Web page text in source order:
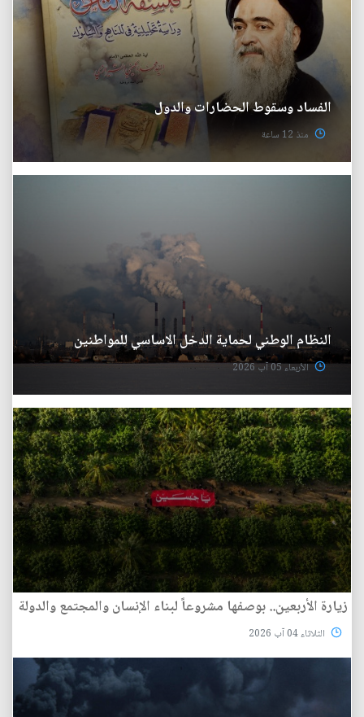
الفساد وسقوط الحضارات والدول
منذ 12 ساعة
النظام الوطني لحماية الدخل الاساسي للمواطنين
الأربعاء 05 آب 2026
زيارة الأربعين.. بوصفها مشروعاً لبناء الإنسان والمجتمع والدولة
الثلاثاء 04 آب 2026